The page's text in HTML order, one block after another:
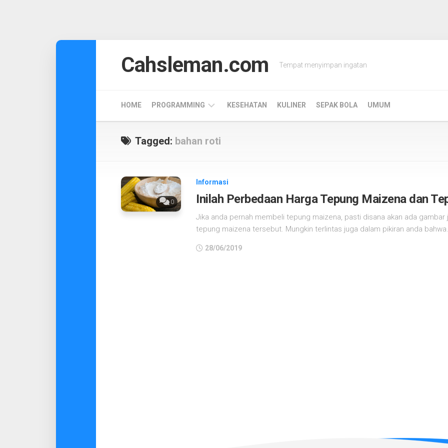
Cahsleman.com Tempat menyimpan ingatan
HOME PROGRAMMING
ANDROID
CODEIGNITER
KESEHATAN KULINER SEPAK BOLA UMUM
Tagged: bahan roti
0
Informasi
Inilah Perbedaan Harga Tepung Maizena dan
Jika anda pernah membeli tepung maizena, pasti disana akan ada
tepung maizena tersebut. Mungkin terlintas juga dalam pikiran anda
28/06/2019